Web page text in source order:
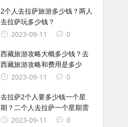
2个人去拉萨旅游多少钱？两人
去拉萨玩多少钱？
2023-09-11
0
西藏旅游攻略大概多少钱？去
西藏旅游攻略和费用是多少
2023-09-11
0
去拉萨2个人要多少钱一个星
期？二个人去拉萨一个星期需
2023-09-11
0